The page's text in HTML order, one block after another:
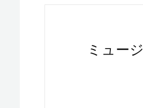
ミュー